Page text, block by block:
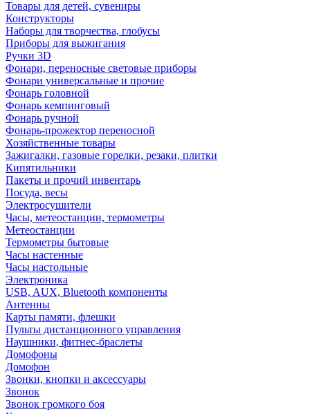
Товары для детей, сувениры
Конструкторы
Наборы для творчества, глобусы
Приборы для выжигания
Ручки 3D
Фонари, переносные световые приборы
Фонари универсальные и прочие
Фонарь головной
Фонарь кемпинговый
Фонарь ручной
Фонарь-прожектор переносной
Хозяйственные товары
Зажигалки, газовые горелки, резаки, плитки
Кипятильники
Пакеты и прочий инвентарь
Посуда, весы
Электросушители
Часы, метеостанции, термометры
Метеостанции
Термометры бытовые
Часы настенные
Часы настольные
Электроника
USB, AUX, Bluetooth компоненты
Антенны
Карты памяти, флешки
Пульты дистанционного управления
Наушники, фитнес-браслеты
Домофоны
Домофон
Звонки, кнопки и аксессуары
Звонок
Звонок громкого боя